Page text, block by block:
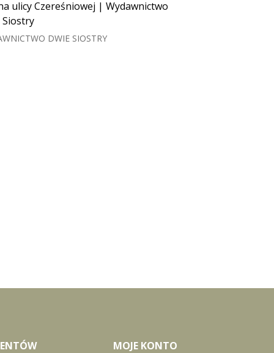
ulicy Czereśniowej | Wydawnictwo
Siostry
DWIE SIOSTRY
MOJE KONTO